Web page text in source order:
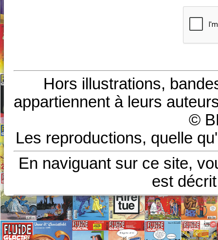
Hors illustrations,
appartiennent à leurs
©
Les reproductions, quelle
En naviguant sur ce site,
est